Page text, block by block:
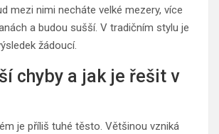
mezi nimi necháte velké mezery, více
a budou sušší. V tradičním stylu je
žádoucí.
chyby a jak je řešit v
je příliš tuhé těsto. Většinou vzniká